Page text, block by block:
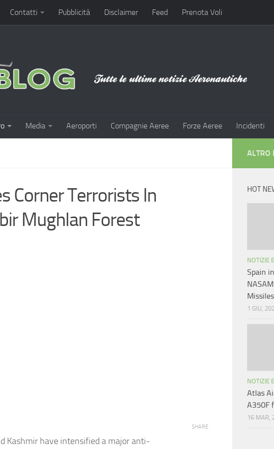
Contatti Pubblicità Disclaimer Feed Prenota Voli
Media Aeroporti Compagnie Aeree Forze Aeree Incidenti
Corner Terrorists In
Mughlan Forest
Kashmir have intensified a major anti-
SHARE
ALTRO
HOT
NOTIZIE
Spain
1 GIU,
NOTIZIE
Atlas
A350F
16 MAR,